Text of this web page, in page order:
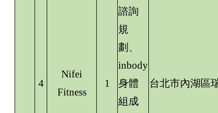
4
Nifei
Fitness
1
諮詢
規
劃、
inbody
身體
組成
台北市內湖區